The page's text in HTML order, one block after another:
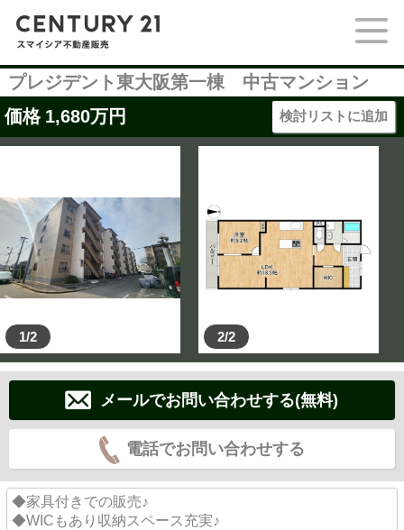
プレジデント東大阪第一棟 中古マンション
価格 1,680万円 検討リストに追加
1/2 2/2
メールでお問い合わせする(無料)
電話でお問い合わせする
◆家具付きでの販売♪
◆WICもあり収納スペース充実♪